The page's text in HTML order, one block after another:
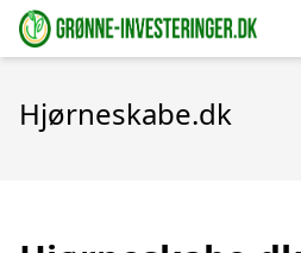
Hjørneskabe.dk